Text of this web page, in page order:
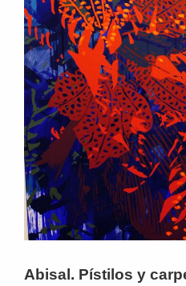
Abisal. Pístilos y